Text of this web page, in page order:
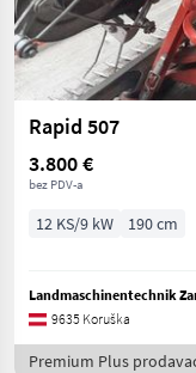
Rapid 507
3.800 €
bez PDV-a
12 KS/9 kW 190 cm
Landmaschinentechnik
9635 Koruška
Premium Plus